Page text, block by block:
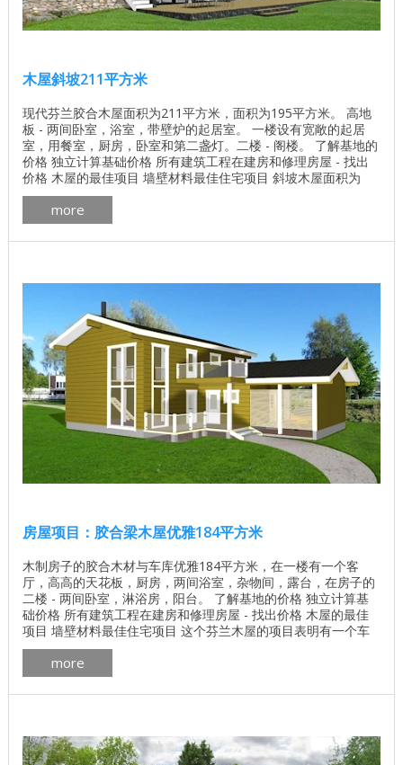
木屋斜坡211平方米
现代芬兰胶合木屋面积为211平方米，面积为195平方米。 高地
板 - 两间卧室，浴室，带壁炉的起居室。 一楼设有宽敞的起居
室，用餐室，厨房，卧室和第二盏灯。二楼 - 阁楼。 了解基地的
价格 独立计算基础价格 所有建筑工程在建房和修理房屋 - 找出
价格 木屋的最佳项目 墙壁材料最佳住宅项目 斜坡木屋面积为
195平方米 木屋的计划坡度为211平方米 ...
more
房屋项目：胶合梁木屋优雅184平方米
木制房子的胶合木材与车库优雅184平方米，在一楼有一个客
厅，高高的天花板，厨房，两间浴室，杂物间，露台，在房子的
二楼 - 两间卧室，淋浴房，阳台。 了解基地的价格 独立计算基
础价格 所有建筑工程在建房和修理房屋 - 找出价格 木屋的最佳
项目 墙壁材料最佳住宅项目 这个芬兰木屋的项目表明有一个车
库连接到房子。 房子的平面图优雅184平方米 ...
more